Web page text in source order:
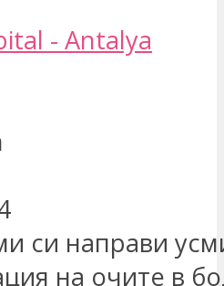
- Antalya
си направи
на очите в